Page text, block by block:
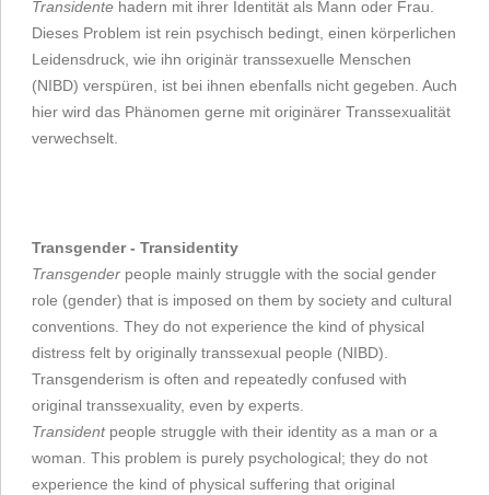
Transidente hadern mit ihrer Identität als Mann oder Frau.
Dieses Problem ist rein psychisch bedingt, einen körperlichen
Leidensdruck, wie ihn originär transsexuelle Menschen
(NIBD) verspüren, ist bei ihnen ebenfalls nicht gegeben. Auch
hier wird das Phänomen gerne mit originärer Transsexualität
verwechselt.
Transgender - Transidentity
Transgender people mainly struggle with the social gender
role (gender) that is imposed on them by society and cultural
conventions. They do not experience the kind of physical
distress felt by originally transsexual people (NIBD).
Transgenderism is often and repeatedly confused with
original transsexuality, even by experts.
Transidentpeople struggle with their identity as a man or a
woman. This problem is purely psychological; they do not
experience the kind of physical suffering that original